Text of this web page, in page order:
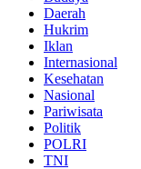
Daerah
Hukrim
Iklan
Internasional
Kesehatan
Nasional
Pariwisata
Politik
POLRI
TNI